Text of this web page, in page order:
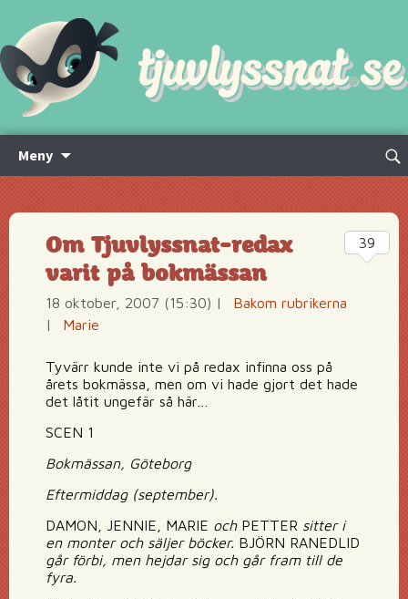
Meny
innehåll
Sök
Om Tjuvlyssnat-redax
varit på bokmässan
18 oktober, 2007 (15:30) |
Bakom rubrikerna
|
Marie
Tyvärr kunde inte vi på redax infinna oss på
årets bokmässa, men om vi hade gjort det hade
det låtit ungefär så här…
SCEN 1
Bokmässan, Göteborg
Eftermiddag (september).
DAMON, JENNIE, MARIE ochPETTER sitter i
en monter och säljer böcker. BJÖRN RANEDLID
går förbi, men hejdar sig och går fram till de
fyra.
39